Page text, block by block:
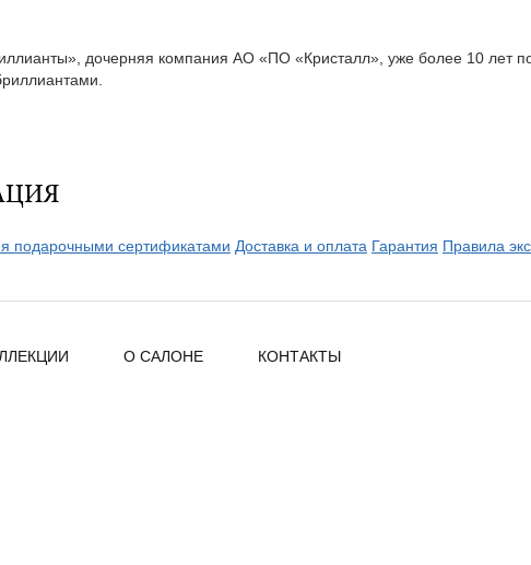
дочерняя компания АО «ПО «Кристалл», уже более 10 лет
подарочными сертификатами Доставка и оплата Гарантия Правила
О САЛОНЕ КОНТАКТЫ